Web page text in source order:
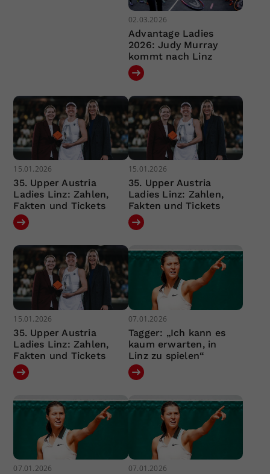
02.03.2026
Advantage Ladies
2026: Judy Murray
kommt nach Linz
15.01.2026
35. Upper Austria
Ladies Linz: Zahlen,
Fakten und Tickets
15.01.2026
35. Upper Austria
Ladies Linz: Zahlen,
Fakten und Tickets
15.01.2026
35. Upper Austria
Ladies Linz: Zahlen,
Fakten und Tickets
07.01.2026
Tagger: „Ich kann es
kaum erwarten, in
Linz zu spielen“
07.01.2026 07.01.2026